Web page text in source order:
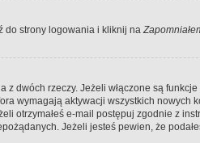
do strony logowania i kliknij na
dwóch rzeczy. Jeżeli włączone są funkcje
wymagają aktywacji wszystkich nowych
e-mail postępuj zgodnie z
Jeżeli jesteś pewien, że